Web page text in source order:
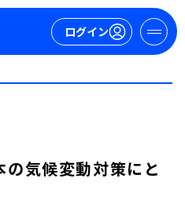
ログイン
の気候変動対策にと